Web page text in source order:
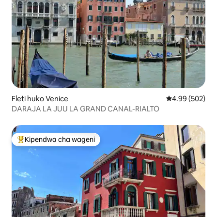
Fleti huko Venice Ukadiriaji wa
4.99 (502)
DARAJA LA JUU LA GRAND CANAL-RIALTO
Kipendwa maarufu cha wageni
Kipendwa cha wageni